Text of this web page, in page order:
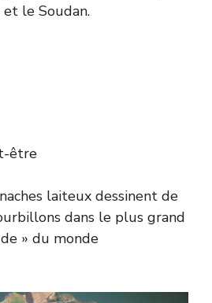
et le Soudan.
être
laiteux dessinent de
dans le plus grand
» du monde